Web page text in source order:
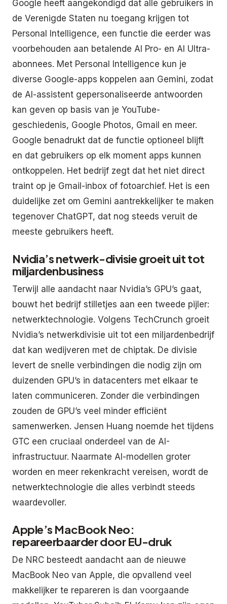
Google heeft aangekondigd dat alle gebruikers in
de Verenigde Staten nu toegang krijgen tot
Personal Intelligence, een functie die eerder was
voorbehouden aan betalende AI Pro- en AI Ultra-
abonnees. Met Personal Intelligence kun je
diverse Google-apps koppelen aan Gemini, zodat
de AI-assistent gepersonaliseerde antwoorden
kan geven op basis van je YouTube-
geschiedenis, Google Photos, Gmail en meer.
Google benadrukt dat de functie optioneel blijft
en dat gebruikers op elk moment apps kunnen
ontkoppelen. Het bedrijf zegt dat het niet direct
traint op je Gmail-inbox of fotoarchief. Het is een
duidelijke zet om Gemini aantrekkelijker te maken
tegenover ChatGPT, dat nog steeds veruit de
meeste gebruikers heeft.
Nvidia’s netwerk-divisie groeit uit tot
miljardenbusiness
Terwijl alle aandacht naar Nvidia’s GPU’s gaat,
bouwt het bedrijf stilletjes aan een tweede pijler:
netwerktechnologie. Volgens TechCrunch groeit
Nvidia’s netwerkdivisie uit tot een miljardenbedrijf
dat kan wedijveren met de chiptak. De divisie
levert de snelle verbindingen die nodig zijn om
duizenden GPU’s in datacenters met elkaar te
laten communiceren. Zonder die verbindingen
zouden de GPU’s veel minder efficiënt
samenwerken. Jensen Huang noemde het tijdens
GTC een cruciaal onderdeel van de AI-
infrastructuur. Naarmate AI-modellen groter
worden en meer rekenkracht vereisen, wordt de
netwerktechnologie die alles verbindt steeds
waardevoller.
Apple’s MacBook Neo:
repareerbaarder door EU-druk
De NRC besteedt aandacht aan de nieuwe
MacBook Neo van Apple, die opvallend veel
makkelijker te repareren is dan voorgaande